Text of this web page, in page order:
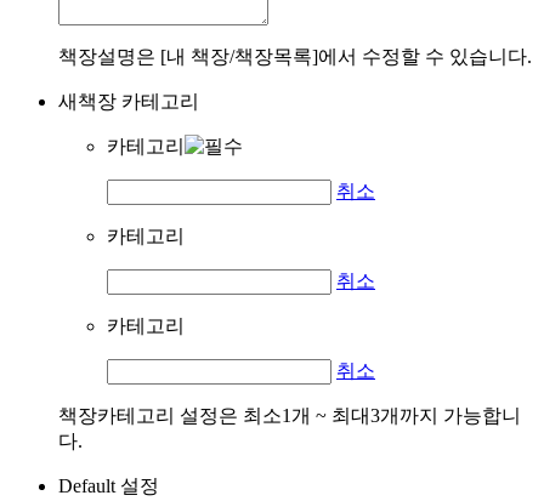
책장설명은 [내 책장/책장목록]에서 수정할 수 있습니다.
새책장 카테고리
카테고리
취소
카테고리
취소
카테고리
취소
책장카테고리 설정은 최소1개 ~ 최대3개까지 가능합니
다.
Default 설정